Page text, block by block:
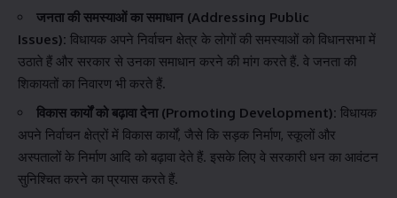
जनता की समस्याओं का समाधान (Addressing Public
Issues): विधायक अपने निर्वाचन क्षेत्र के लोगों की समस्याओं को विधानसभा में
उठाते हैं और सरकार से उनका समाधान करने की मांग करते हैं. वे जनता की
शिकायतों का निवारण भी करते हैं.
विकास कार्यों को बढ़ावा देना (Promoting Development): विधायक
अपने निर्वाचन क्षेत्रों में विकास कार्यों, जैसे कि सड़क निर्माण, स्कूलों और
अस्पतालों के निर्माण आदि को बढ़ावा देते हैं. इसके लिए वे सरकारी धन का आवंटन
सुनिश्चित करने का प्रयास करते हैं.